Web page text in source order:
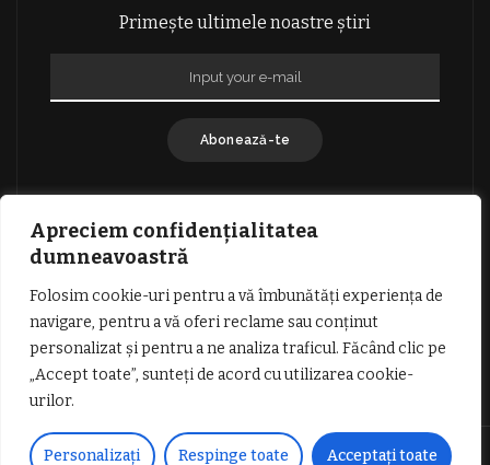
Apreciem confidențialitatea
dumneavoastră
Folosim cookie-uri pentru a vă îmbunătăți experiența de
navigare, pentru a vă oferi reclame sau conținut
personalizat și pentru a ne analiza traficul. Făcând clic pe
„Accept toate”, sunteți de acord cu utilizarea cookie-
urilor.
Personalizați Respinge toate Acceptați toate
Primește ultimele noastre știri
Abonează-te
TERMENI SI CONDITII DE UTILIZARE
INFORMATII DESPRE COOKIES
DESPRE NOI
PUBLICITATE
© Copyright Vocea Vâlcii | Toate drepturile rezervate | Site creat cu